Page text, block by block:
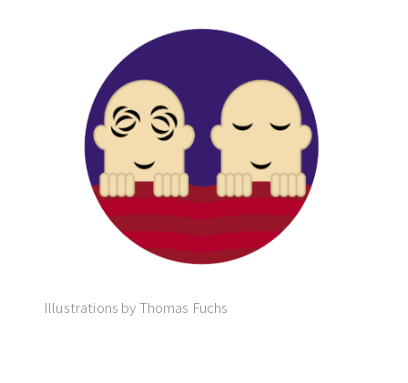
Illustrations by Thomas Fuchs